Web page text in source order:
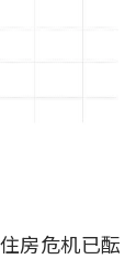
房危机已酝